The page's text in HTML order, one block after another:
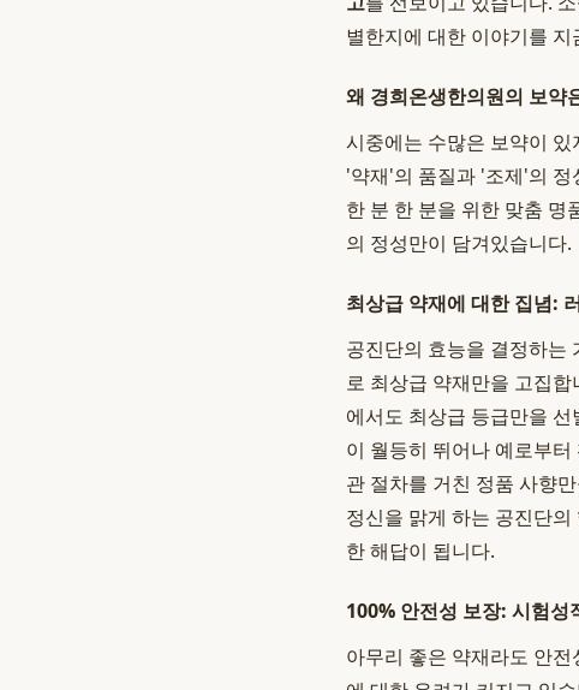
별한지에 대한 이야기를
왜 경희온생한의원의 보약
시중에는 수많은 보약이
'약재'의 품질과 '조제'의 정
한 분 한 분을 위한 맞춤 명
의 정성만이 담겨있습니다.
최상급 약재에 대한 집념:
공진단의 효능을 결정하는
로 최상급 약재만을 고집
에서도 최상급 등급만을
이 월등히 뛰어나 예로부
관 절차를 거친 정품 사향
정신을 맑게 하는 공진단
한 해답이 됩니다.
100% 안전성 보장: 시험성
아무리 좋은 약재라도 안